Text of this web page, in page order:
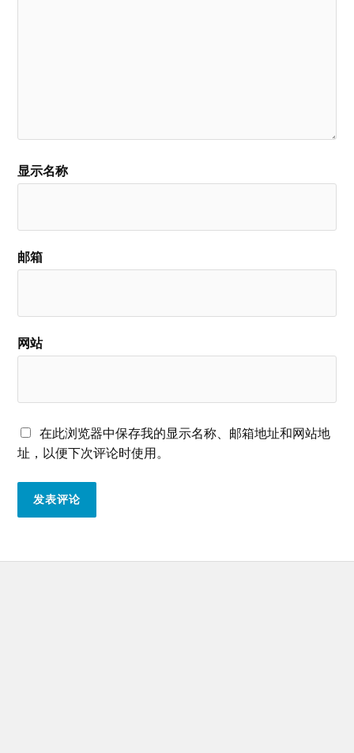
显示名称
邮箱
网站
在此浏览器中保存我的显示名称、邮箱地址和网站地
址，以便下次评论时使用。